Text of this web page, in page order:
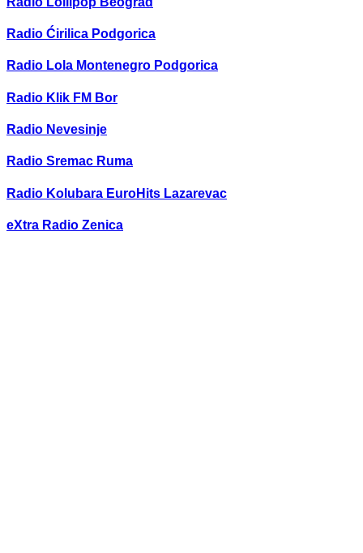
Radio Ćirilica Podgorica
Radio Lola Montenegro Podgorica
Radio Klik FM Bor
Radio Nevesinje
Radio Sremac Ruma
Radio Kolubara EuroHits Lazarevac
eXtra Radio Zenica